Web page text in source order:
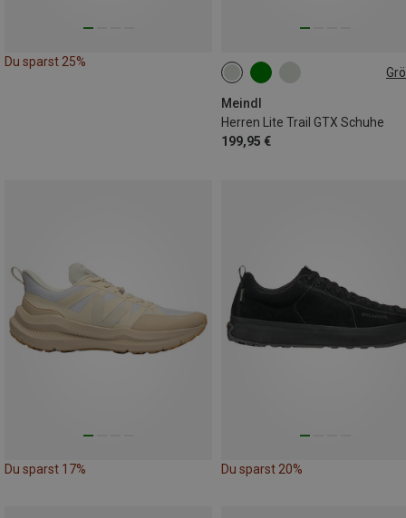
Du sparst 25%
Meindl
Herren Lite Trail GTX Schuhe
199,95 €
Du sparst 17% Du sparst 20%